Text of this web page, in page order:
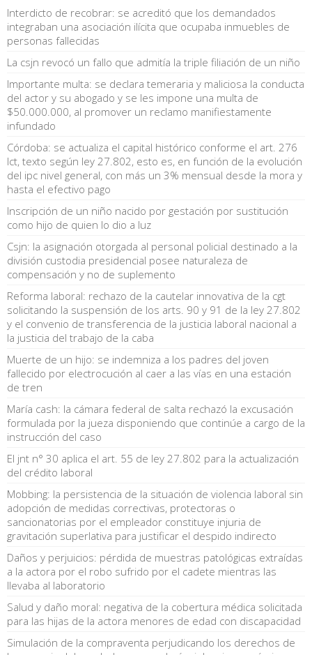
Interdicto de recobrar: se acreditó que los demandados
integraban una asociación ilícita que ocupaba inmuebles de
personas fallecidas
La csjn revocó un fallo que admitía la triple filiación de un niño
Importante multa: se declara temeraria y maliciosa la conducta
del actor y su abogado y se les impone una multa de
$50.000.000, al promover un reclamo manifiestamente
infundado
Córdoba: se actualiza el capital histórico conforme el art. 276
lct, texto según ley 27.802, esto es, en función de la evolución
del ipc nivel general, con más un 3% mensual desde la mora y
hasta el efectivo pago
Inscripción de un niño nacido por gestación por sustitución
como hijo de quien lo dio a luz
Csjn: la asignación otorgada al personal policial destinado a la
división custodia presidencial posee naturaleza de
compensación y no de suplemento
Reforma laboral: rechazo de la cautelar innovativa de la cgt
solicitando la suspensión de los arts. 90 y 91 de la ley 27.802
y el convenio de transferencia de la justicia laboral nacional a
la justicia del trabajo de la caba
Muerte de un hijo: se indemniza a los padres del joven
fallecido por electrocución al caer a las vías en una estación
de tren
María cash: la cámara federal de salta rechazó la excusación
formulada por la jueza disponiendo que continúe a cargo de la
instrucción del caso
El jnt n° 30 aplica el art. 55 de ley 27.802 para la actualización
del crédito laboral
Mobbing: la persistencia de la situación de violencia laboral sin
adopción de medidas correctivas, protectoras o
sancionatorias por el empleador constituye injuria de
gravitación superlativa para justificar el despido indirecto
Daños y perjuicios: pérdida de muestras patológicas extraídas
a la actora por el robo sufrido por el cadete mientras las
llevaba al laboratorio
Salud y daño moral: negativa de la cobertura médica solicitada
para las hijas de la actora menores de edad con discapacidad
Simulación de la compraventa perjudicando los derechos de